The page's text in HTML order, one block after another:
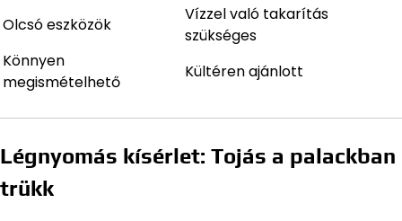
Olcsó eszközök
Vízzel való takarítás
szükséges
Könnyen
megismételhető
Kültéren ajánlott
Légnyomás kísérlet: Tojás a palackban
trükk